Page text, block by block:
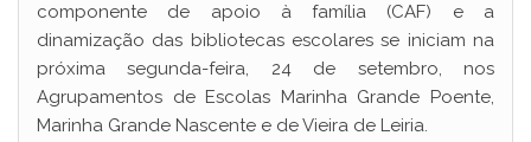
componente de apoio à família (CAF) e a
dinamização das bibliotecas escolares se iniciam na
próxima segunda-feira, 24 de setembro, nos
Agrupamentos de Escolas Marinha Grande Poente,
Marinha Grande Nascente e de Vieira de Leiria.